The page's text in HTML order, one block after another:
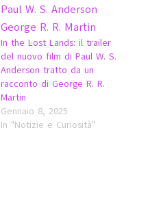
In the Lost Lands: il trailer
del nuovo film di Paul W. S.
Anderson tratto da un
racconto di George R. R.
Martin
Gennaio 8, 2025
In "Notizie e Curiosità"